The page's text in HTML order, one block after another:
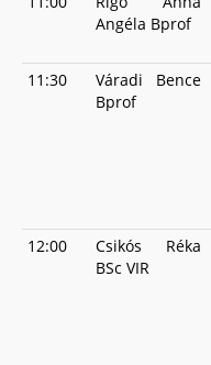
Angéla Bprof
11:30
Váradi Bence
Bprof
12:00
Csikós Réka
BSc VIR